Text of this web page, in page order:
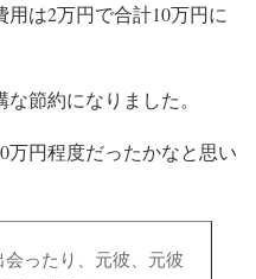
は2万円で合計10万円に
節約になりました。
万円程度だったかなと思い
ったり、元彼、元彼